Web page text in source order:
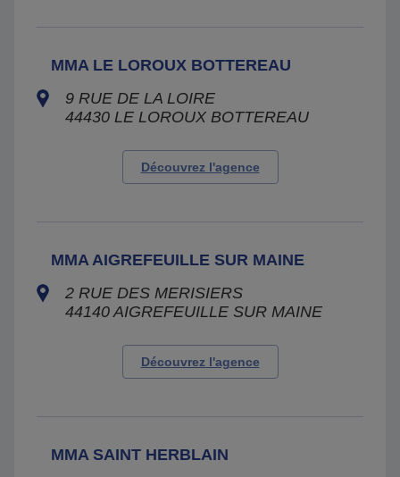
MMA LE LOROUX BOTTEREAU
9 RUE DE LA LOIRE
44430 LE LOROUX BOTTEREAU
Découvrez l'agence
MMA AIGREFEUILLE SUR MAINE
2 RUE DES MERISIERS
44140 AIGREFEUILLE SUR MAINE
Découvrez l'agence
MMA SAINT HERBLAIN